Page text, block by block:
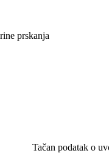
prskanja
Tačan podatak o